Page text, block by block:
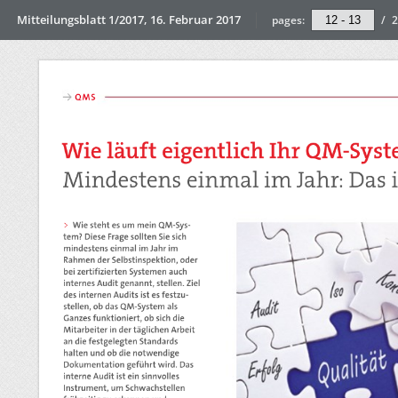
Mitteilungsblatt 1/2017, 16. Februar 2017 pages: /